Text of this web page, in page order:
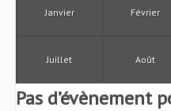
Janvier Février
Juillet Août
Pas d’évènement